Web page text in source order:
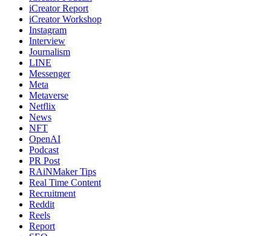
iCreator Report
iCreator Workshop
Instagram
Interview
Journalism
LINE
Messenger
Meta
Metaverse
Netflix
News
NFT
OpenAI
Podcast
PR Post
RAiNMaker Tips
Real Time Content
Recruitment
Reddit
Reels
Report